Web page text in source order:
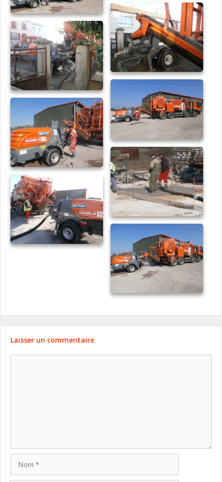
Laisser un commentaire